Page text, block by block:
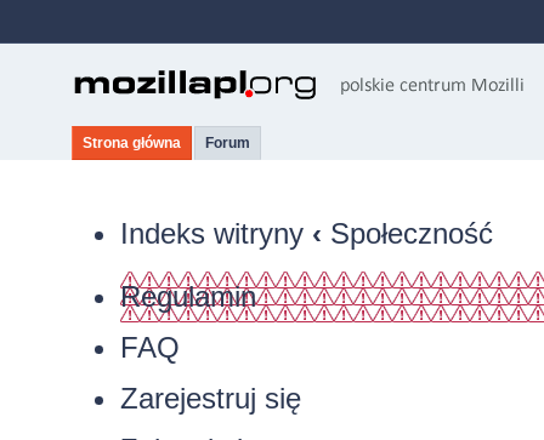
Strona główna Forum
Indeks witryny ‹ Społeczność
Regulamin
FAQ
Zarejestruj się